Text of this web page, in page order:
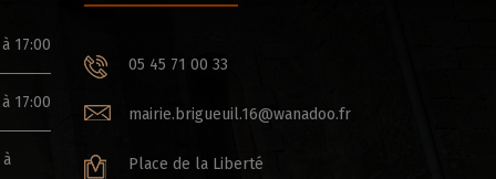
17:00
17:00
05 45 71 00 33
mairie.brigueuil.16@wanadoo.fr
Place de la Liberté